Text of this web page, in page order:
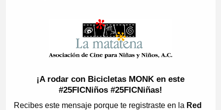
¡A rodar con Bicicletas MONK en este
#25FICNiños #25FICNiñas!
Recibes este mensaje porque te registraste en la Red